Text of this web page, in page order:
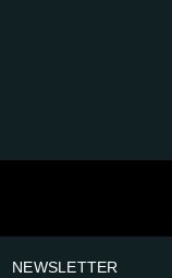
NEWSLETTER